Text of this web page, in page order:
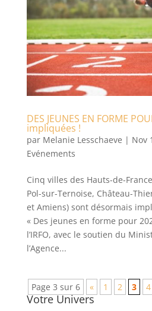
DES JEUNES EN FORME
impliquées !
par Melanie Lesschaeve | Nov
Evénements
Cinq villes des Hauts-de-
Pol-sur-Ternoise, Château-
et Amiens) sont désormais
« Des jeunes en forme pour
l’IRFO, avec le soutien du
l’Agence...
Page 3 sur 6 « 1 2 3 4
Votre Univers